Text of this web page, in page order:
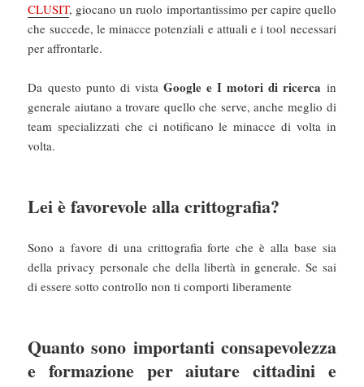
CLUSIT, giocano un ruolo importantissimo per capire quello
che succede, le minacce potenziali e attuali e i tool necessari
per affrontarle.
Da questo punto di vista Google e I motori di ricerca in
generale aiutano a trovare quello che serve, anche meglio di
team specializzati che ci notificano le minacce di volta in
volta.
Lei è favorevole alla crittografia?
Sono a favore di una crittografia forte che è alla base sia
della privacy personale che della libertà in generale. Se sai
di essere sotto controllo non ti comporti liberamente
Quanto sono importanti consapevolezza
e formazione per aiutare cittadini e